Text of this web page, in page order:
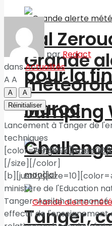
Grande
Maroc
Tanger,
Nal
pour la
Jumping
parRedact
dans Actualités
A A
A
A
Réinitialiser
Lancement à Tanger de
techniques
[/size][/color]
ministère de l'Education
Tanger-Assilah a
effectif de l'enseignement